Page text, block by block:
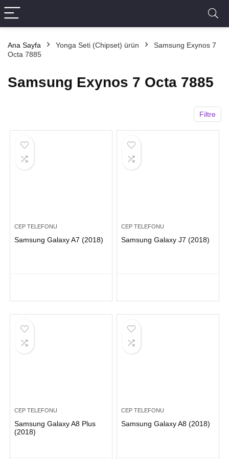
Ana Sayfa Yonga Seti (Chipset) ürün
Samsung Exynos 7
Octa 7885
Samsung Exynos 7 Octa 7885
Filtre
CEP TELEFONU
Samsung Galaxy A7 (2018)
CEP TELEFONU
Samsung Galaxy J7 (2018)
CEP TELEFONU
Samsung Galaxy A8 Plus
(2018)
CEP TELEFONU
Samsung Galaxy A8 (2018)